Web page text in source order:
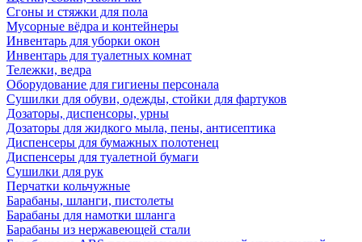
Сгоны и стяжки для пола
Мусорные вёдра и контейнеры
Инвентарь для уборки окон
Инвентарь для туалетных комнат
Тележки, ведра
Оборудование для гигиены персонала
Сушилки для обуви, одежды, стойки для фартуков
Дозаторы, диспенсоры, урны
Дозаторы для жидкого мыла, пены, антисептика
Диспенсеры для бумажных полотенец
Диспенсеры для туалетной бумаги
Сушилки для рук
Перчатки кольчужные
Барабаны, шланги, пистолеты
Барабаны для намотки шланга
Барабаны из нержавеющей стали